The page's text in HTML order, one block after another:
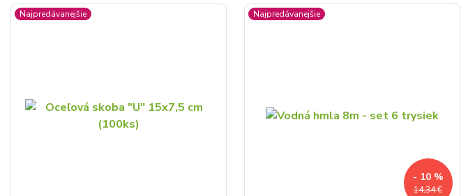
Najpredávanejšie Najpredávanejšie
14,34 €
- 10 %